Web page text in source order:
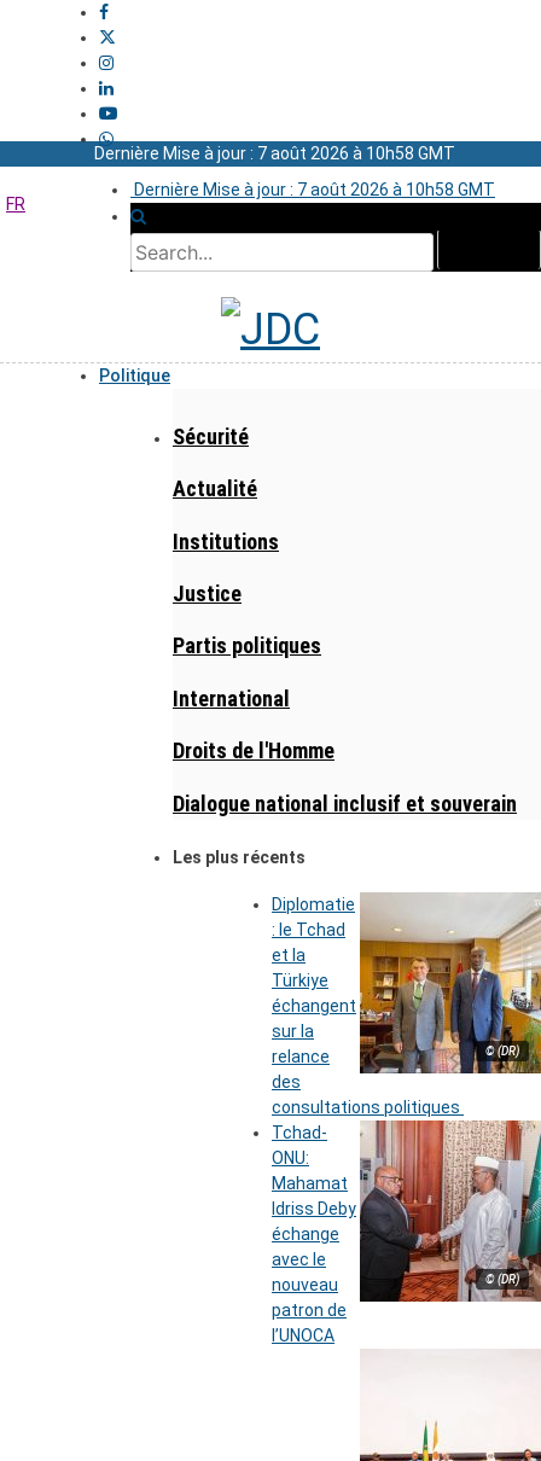
Dernière Mise à jour : 7 août 2026 à 10h58 GMT
Dernière Mise à jour : 7 août 2026 à 10h58 GMT
FR
Politique
Sécurité
Actualité
Institutions
Justice
Partis politiques
International
Droits de l'Homme
Dialogue national inclusif et souverain
Les plus récents
© (DR)
Diplomatie
: le Tchad
et la
Türkiye
échangent
sur la
relance
des
consultations politiques
© (DR)
Tchad-
ONU:
Mahamat
Idriss Deby
échange
avec le
nouveau
patron de
l’UNOCA